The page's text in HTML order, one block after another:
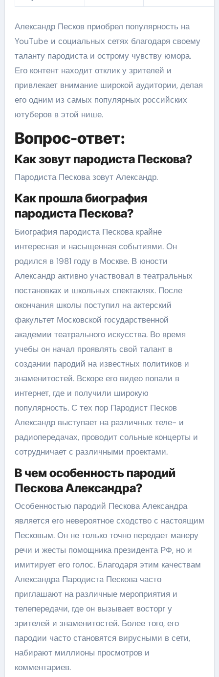
Александр Песков приобрел популярность на
YouTube и социальных сетях благодаря своему
таланту пародиста и острому чувству юмора.
Его контент находит отклик у зрителей и
привлекает внимание широкой аудитории, делая
его одним из самых популярных российских
ютуберов в этой нише.
Вопрос-ответ:
Как зовут пародиста Пескова?
Пародиста Пескова зовут Александр.
Как прошла биография
пародиста Пескова?
Биография пародиста Пескова крайне
интересная и насыщенная событиями. Он
родился в 1981 году в Москве. В юности
Александр активно участвовал в театральных
постановках и школьных спектаклях. После
окончания школы поступил на актерский
факультет Московской государственной
академии театрального искусства. Во время
учебы он начал проявлять свой талант в
создании пародий на известных политиков и
знаменитостей. Вскоре его видео попали в
интернет, где и получили широкую
популярность. С тех пор Пародист Песков
Александр выступает на различных теле- и
радиопередачах, проводит сольные концерты и
сотрудничает с различными проектами.
В чем особенность пародий
Пескова Александра?
Особенностью пародий Пескова Александра
является его невероятное сходство с настоящим
Песковым. Он не только точно передает манеру
речи и жесты помощника президента РФ, но и
имитирует его голос. Благодаря этим качествам
Александра Пародиста Пескова часто
приглашают на различные мероприятия и
телепередачи, где он вызывает восторг у
зрителей и знаменитостей. Более того, его
пародии часто становятся вирусными в сети,
набирают миллионы просмотров и
комментариев.